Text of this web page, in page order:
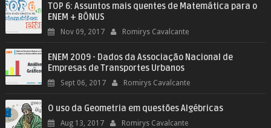
TOP 6: Assuntos mais quentes de Matemática para o
ENEM + BÔNUS
Nov 09, 2017 Romirys Cavalcante
ENEM 2009 - Dados da Associação Nacional de
Empresas de Transportes Urbanos
Sept 06, 2017 Romirys Cavalcante
O uso da Geometria em questões Algébricas
Aug 13, 2017 Romirys Cavalcante